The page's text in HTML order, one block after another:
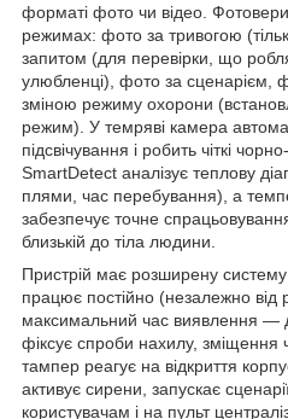
форматі фото чи відео.
режимах: фото за тривогою
запитом (для перевірки, що
улюбленці), фото за сценарієм,
зміною режиму охорони
режим). У темряві камера
підсвічування і робить чіткі
SmartDetect аналізує теплову
плями, час перебування), а
забезпечує точне
близькій до тіла людини.
Пристрій має розширену
працює постійно (незалежно від
максимальний час виявлення —
фіксує спроби нахилу, зміщення
тампер реагує на відкриття
активує сирени, запускає
користувачам і на пульт